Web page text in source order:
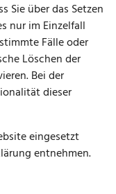
Sie über das Setzen
nur im Einzelfall
Fälle oder
Löschen der
Bei der
dieser
eingesetzt
entnehmen.